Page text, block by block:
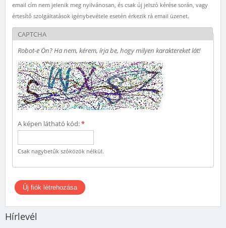
email cím nem jelenik meg nyilvánosan, és csak új jelszó kérése során, vagy
értesítő szolgáltatások igénybevétele esetén érkezik rá email üzenet.
CAPTCHA
Robot-e Ön? Ha nem, kérem, írja be, hogy milyen karaktereket lát!
A képen látható kód:*
Csak nagybetűk szóközök nélkül.
Hírlevél